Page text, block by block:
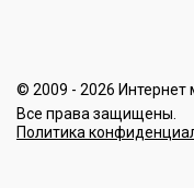
© 2009 - 2026 Интернет
Все права защищены.
Политика